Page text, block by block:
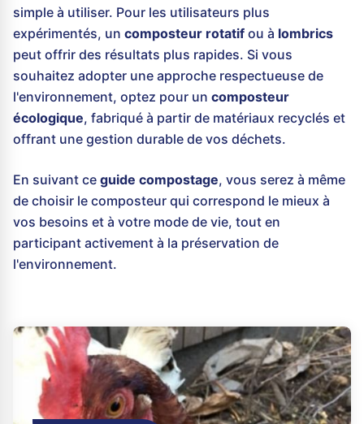
simple à utiliser. Pour les utilisateurs plus
expérimentés, un composteur rotatif ou à lombrics
peut offrir des résultats plus rapides. Si vous
souhaitez adopter une approche respectueuse de
l'environnement, optez pour un composteur
écologique, fabriqué à partir de matériaux recyclés et
offrant une gestion durable de vos déchets.
En suivant ce guide compostage, vous serez à même
de choisir le composteur qui correspond le mieux à
vos besoins et à votre mode de vie, tout en
participant activement à la préservation de
l'environnement.